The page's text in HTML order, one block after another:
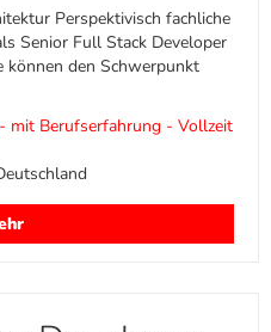
Perspektivisch fachliche
Senior Full Stack Developer
können den Schwerpunkt
mit Berufserfahrung - Vollzeit